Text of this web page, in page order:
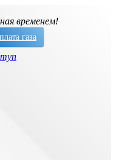
временем!
газа